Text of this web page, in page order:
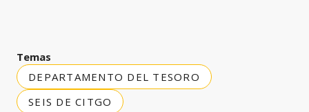
Temas
DEPARTAMENTO DEL TESORO
SEIS DE CITGO